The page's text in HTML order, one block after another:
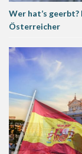
Wer hat’s
Österreicher